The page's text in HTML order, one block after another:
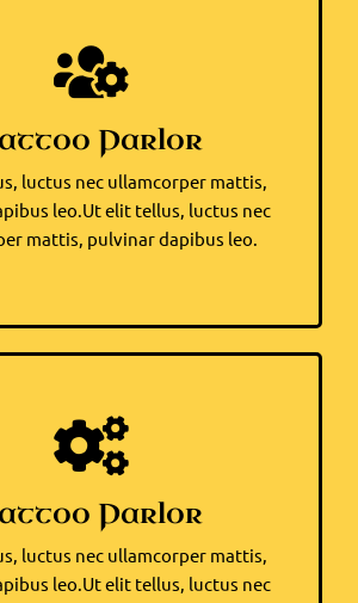
Parlor
luctus nec ullamcorper mattis,
leo.Ut elit tellus, luctus nec
mattis, pulvinar dapibus leo.
Parlor
luctus nec ullamcorper mattis,
leo.Ut elit tellus, luctus nec